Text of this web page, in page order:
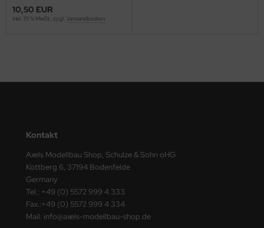
10,50 EUR
inkl. 19 % MwSt. zzgl. Versandkosten
Kontakt
Axels Modellbau Shop, Schulze & Sohn oHG
Kottberg 6, 37194 Bodenfelde
Germany
Tel.: +49 (0) 5572 999 4 333
Fax.:+49 (0) 5572 999 4 334
Mail: info@axels-modellbau-shop.de
Hawk Model
Factory
Box LTD
Tools
Model